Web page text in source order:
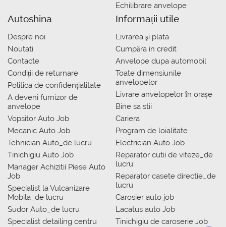
Echilibrare anvelope
Autoshina
Despre noi
Noutati
Contacte
Condiții de returnare
Politica de confidențialitate
A deveni furnizor de
anvelope
Vopsitor Auto Job
Mecanic Auto Job
Tehnician Auto_de lucru
Tinichigiu Auto Job
Manager Achizitii Piese Auto
Job
Specialist la Vulcanizare
Mobila_de lucru
Sudor Auto_de lucru
Specialist detailing centru
Informații utile
Livrarea şi plata
Сumpăra in credit
Anvelope dupa automobil
Toate dimensiunile
anvelopelor
Livrare anvelopelor în orașe
Bine sa stii
Cariera
Program de loialitate
Electrician Auto Job
Reparator cutii de viteze_de
lucru
Reparator casete directie_de
lucru
Carosier auto job
Lacatus auto Job
Tinichigiu de caroserie Job